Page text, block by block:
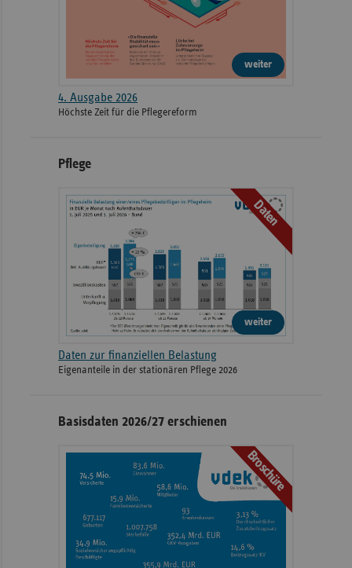
weiter
4. Ausgabe 2026
Höchste Zeit für die Pflegereform
Pflege
Daten
weiter
Daten zur finanziellen Belastung
Eigenanteile in der stationären Pflege 2026
Basisdaten 2026/27 erschienen
Broschüre